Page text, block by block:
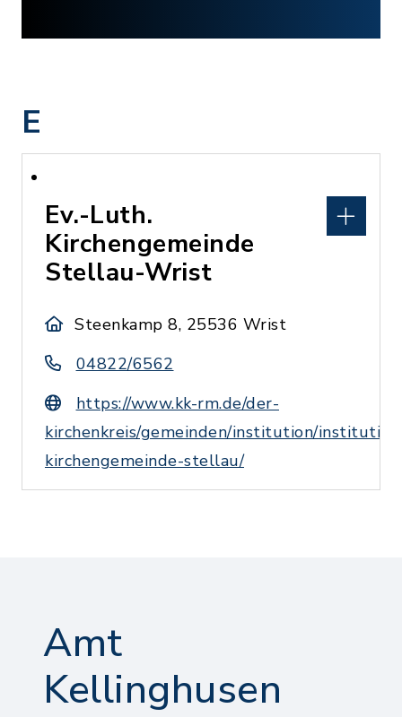
E
Ev.-Luth.
Kirchengemeinde
Stellau-Wrist
Steenkamp 8, 25536 Wrist
04822/6562
https://www.kk-rm.de/der-
kirchenkreis/gemeinden/institution/
kirchengemeinde-stellau/
Amt
Kellinghusen